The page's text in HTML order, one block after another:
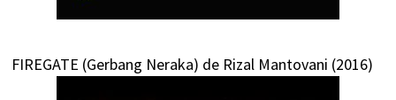
FIREGATE (Gerbang Neraka) de Rizal Mantovani (2016)